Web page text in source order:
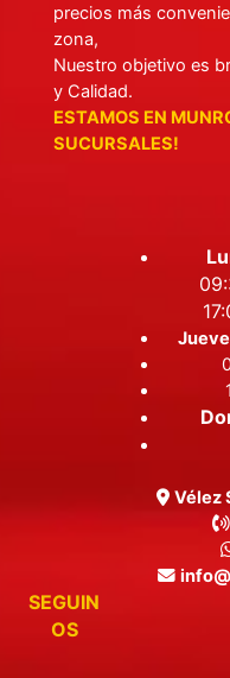
precios más
zona,
Nuestro objetivo es
y Calidad.
ESTAMOS EN
SUCURSALES!
Vélez
SEGUIN
OS